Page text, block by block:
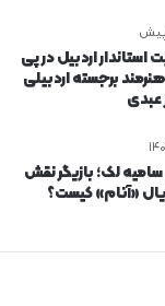
استاندار اردبیل در پی
برجسته اردبیلی
عبدی
سامیه لک؛ بازیگر نقش
«آنام» کیست؟